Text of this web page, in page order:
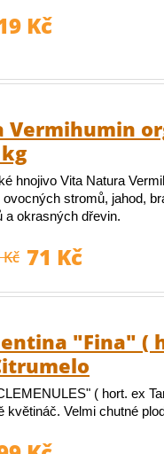
Kč
Vermihumin
hnojivo Vita Natura
ovocných stromů, jahod,
a okrasných dřevin.
71 Kč
"Fina" (
( hort. ex
květináč. Velmi chutné